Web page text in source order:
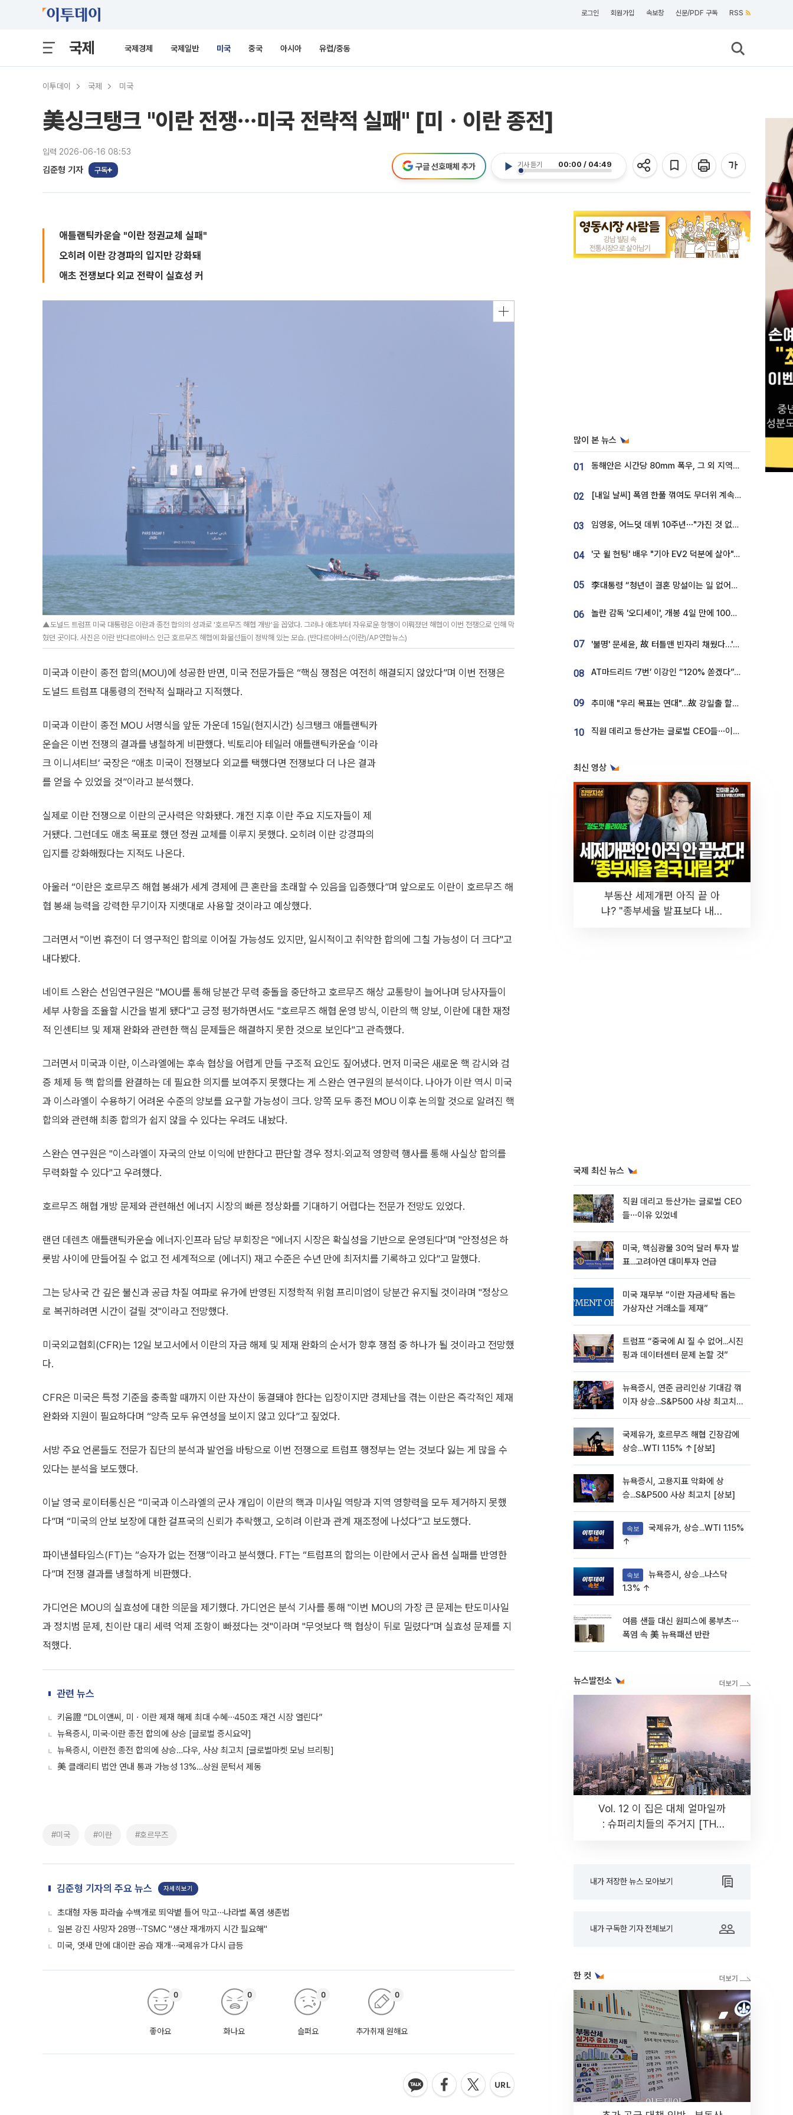
로그인 회원가입 속보창 신문/PDF 구독 RSS
국제 국제경제 국제일반 미국 중국 아시아 유럽/중동
이투데이 국제 미국
美싱크탱크 "이란 전쟁⋯미국 전략적 실패" [미ㆍ이란 종전]
입력 2026-06-16 08:53
김준형 기자 구독
기사 듣기 00:00 / 04:49
구글 선호매체 추가
애틀랜틱카운슬 "이란 정권교체 실패"
오히려 이란 강경파의 입지만 강화돼
애초 전쟁보다 외교 전략이 실효성 커
▲도널드 트럼프 미국 대통령은 이란과 종전 합의의 성과로 '호르무즈 해협 개방'을 꼽았다. 그러나 애초부터 자유로운 항행이 이뤄졌던 해협이 이번 전쟁으로 인해 막
혔던 곳이다. 사진은 이란 반다르아바스 인근 호르무즈 해협에 화물선들이 정박해 있는 모습. (반다르아바스(이란)/AP연합뉴스)
미국과 이란이 종전 합의(MOU)에 성공한 반면, 미국 전문가들은 “핵심 쟁점은 여전히 해결되지 않았다”며 이번 전쟁은
도널드 트럼프 대통령의 전략적 실패라고 지적했다.
미국과 이란이 종전 MOU 서명식을 앞둔 가운데 15일(현지시간) 싱크탱크 애틀랜틱카
운슬은 이번 전쟁의 결과를 냉철하게 비판했다. 빅토리아 테일러 애틀랜틱카운슬 ‘이라
크 이니셔티브’ 국장은 “애초 미국이 전쟁보다 외교를 택했다면 전쟁보다 더 나은 결과
를 얻을 수 있었을 것”이라고 분석했다.
실제로 이란 전쟁으로 이란의 군사력은 약화됐다. 개전 지후 이란 주요 지도자들이 제
거됐다. 그런데도 애초 목표로 했던 정권 교체를 이루지 못했다. 오히려 이란 강경파의
입지를 강화해줬다는 지적도 나온다.
아울러 “이란은 호르무즈 해협 봉쇄가 세계 경제에 큰 혼란을 초래할 수 있음을 입증했다”며 앞으로도 이란이 호르무즈 해
협 봉쇄 능력을 강력한 무기이자 지렛대로 사용할 것이라고 예상했다.
그러면서 "이번 휴전이 더 영구적인 합의로 이어질 가능성도 있지만, 일시적이고 취약한 합의에 그칠 가능성이 더 크다"고
내다봤다.
네이트 스완슨 선임연구원은 "MOU를 통해 당분간 무력 충돌을 중단하고 호르무즈 해상 교통량이 늘어나며 당사자들이
세부 사항을 조율할 시간을 벌게 됐다"고 긍정 평가하면서도 "호르무즈 해협 운영 방식, 이란의 핵 양보, 이란에 대한 재정
적 인센티브 및 제재 완화와 관련한 핵심 문제들은 해결하지 못한 것으로 보인다"고 관측했다.
그러면서 미국과 이란, 이스라엘에는 후속 협상을 어렵게 만들 구조적 요인도 짚어냈다. 먼저 미국은 새로운 핵 감시와 검
증 체제 등 핵 합의를 완결하는 데 필요한 의지를 보여주지 못했다는 게 스완슨 연구원의 분석이다. 나아가 이란 역시 미국
과 이스라엘이 수용하기 어려운 수준의 양보를 요구할 가능성이 크다. 양쪽 모두 종전 MOU 이후 논의할 것으로 알려진 핵
합의와 관련해 최종 합의가 쉽지 않을 수 있다는 우려도 내놨다.
스완슨 연구원은 "이스라엘이 자국의 안보 이익에 반한다고 판단할 경우 정치·외교적 영향력 행사를 통해 사실상 합의를
무력화할 수 있다"고 우려했다.
호르무즈 해협 개방 문제와 관련해선 에너지 시장의 빠른 정상화를 기대하기 어렵다는 전문가 전망도 있었다.
랜던 데렌츠 애틀랜틱카운슬 에너지·인프라 담당 부회장은 "에너지 시장은 확실성을 기반으로 운영된다"며 "안정성은 하
룻밤 사이에 만들어질 수 없고 전 세계적으로 (에너지) 재고 수준은 수년 만에 최저치를 기록하고 있다"고 말했다.
그는 당사국 간 깊은 불신과 공급 차질 여파로 유가에 반영된 지정학적 위험 프리미엄이 당분간 유지될 것이라며 "정상으
로 복귀하려면 시간이 걸릴 것"이라고 전망했다.
미국외교협회(CFR)는 12일 보고서에서 이란의 자금 해제 및 제재 완화의 순서가 향후 쟁점 중 하나가 될 것이라고 전망했
다.
CFR은 미국은 특정 기준을 충족할 때까지 이란 자산이 동결돼야 한다는 입장이지만 경제난을 겪는 이란은 즉각적인 제재
완화와 지원이 필요하다며 “양측 모두 유연성을 보이지 않고 있다”고 짚었다.
서방 주요 언론들도 전문가 집단의 분석과 발언을 바탕으로 이번 전쟁으로 트럼프 행정부는 얻는 것보다 잃는 게 많을 수
있다는 분석을 보도했다.
이날 영국 로이터통신은 “미국과 이스라엘의 군사 개입이 이란의 핵과 미사일 역량과 지역 영향력을 모두 제거하지 못했
다”며 “미국의 안보 보장에 대한 걸프국의 신뢰가 추락했고, 오히려 이란과 관계 재조정에 나섰다”고 보도했다.
파이낸셜타임스(FT)는 “승자가 없는 전쟁”이라고 분석했다. FT는 “트럼프의 합의는 이란에서 군사 옵션 실패를 반영한
다”며 전쟁 결과를 냉철하게 비판했다.
가디언은 MOU의 실효성에 대한 의문을 제기했다. 가디언은 분석 기사를 통해 "이번 MOU의 가장 큰 문제는 탄도미사일
과 정치범 문제, 친이란 대리 세력 억제 조항이 빠졌다는 것"이라며 "무엇보다 핵 협상이 뒤로 밀렸다"며 실효성 문제를 지
적했다.
관련 뉴스
키움證 “DL이앤씨, 미ㆍ이란 제재 해제 최대 수혜⋯450조 재건 시장 열린다”
뉴욕증시, 미국·이란 종전 합의에 상승 [글로벌 증시요약]
뉴욕증시, 이란전 종전 합의에 상승…다우, 사상 최고치 [글로벌마켓 모닝 브리핑]
美 클래리티 법안 연내 통과 가능성 13%…상원 문턱서 제동
#미국 #이란 #호르무즈
김준형 기자의 주요 뉴스 자세히보기
초대형 자동 파라솔 수백개로 뙤약볕 틀어 막고⋯나라별 폭염 생존법
일본 강진 사망자 28명⋯TSMC "생산 재개까지 시간 필요해"
미국, 엿새 만에 대이란 공습 재개⋯국제유가 다시 급등
좋아요
0
화나요
0
슬퍼요
0
추가취재 원해요
0
많이 본 뉴스
01 동해안은 시간당 80㎜ 폭우, 그 외 지역은 폭염…‘극과 극 날씨’
02 [내일 날씨] 폭염 한풀 꺾여도 무더위 계속⋯동해안 이틀 연속 비
03 임영웅, 어느덧 데뷔 10주년⋯"가진 것 없던 시절, 내 앞엔 20명의 팬뿐"
04 '굿 윌 헌팅' 배우 "기아 EV2 덕분에 살아"…교통사고 후 안전성 극찬
05 李대통령 “청년이 결혼 망설이는 일 없어야...제도상 불이익 조사”
06 놀란 감독 '오디세이', 개봉 4일 만에 100만 돌파⋯'왕사남' 보다 빠르다
07 '불명' 문세윤, 故 터틀맨 빈자리 채웠다…'거북이' 눈물의 최종 우승
08 AT마드리드 ‘7번’ 이강인 “120% 쏟겠다”⋯시메오네 감독 “필요한 선수”
09 추미애 "우리 목표는 연대"…故 강일출 할머니 흉상 제막
10 직원 데리고 등산가는 글로벌 CEO들⋯이유 있었네
최신 영상
부동산 세제개편 아직 끝 아
냐? "종부세율 발표보다 내릴
국제 최신 뉴스
직원 데리고 등산가는 글로벌 CEO
들⋯이유 있었네
미국, 핵심광물 30억 달러 투자 발
표...고려아연 대미투자 언급
미국 재무부 “이란 자금세탁 돕는
가상자산 거래소들 제재”
트럼프 “중국에 AI 질 수 없어...시진
핑과 데이터센터 문제 논할 것”
뉴욕증시, 연준 금리인상 기대감 꺾
이자 상승...S&P500 사상 최고치
국제유가, 호르무즈 해협 긴장감에
상승...WTI 1.15% ↑[상보]
뉴욕증시, 고용지표 악화에 상
승...S&P500 사상 최고치 [상보]
속보
↑
속보
1.3% ↑
여름 샌들 대신 원피스에 롱부츠⋯
폭염 속 美 뉴욕패션 반란
뉴스발전소
Vol. 12 이 집은 대체 얼마일까
: 슈퍼리치들의 주거지 [THE
내가 저장한 뉴스 모아보기
내가 구독한 기자 전체보기
한 컷